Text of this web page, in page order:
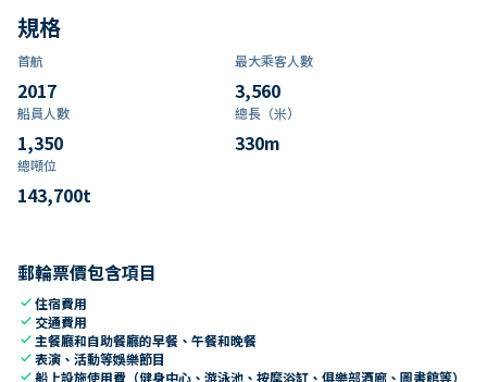
規格
首航
2017
最大乘客人數
3,560
船員人數
1,350
總長（米）
330m
總噸位
143,700t
郵輪票價包含項目
check住宿費用
check 交通費用
check 主餐廳和自助餐廳的早餐、午餐和晚餐
check表演、活動等娛樂節目
check船上設施使用費（健身中心、游泳池、按摩浴缸、俱樂部酒廊、圖書館等）